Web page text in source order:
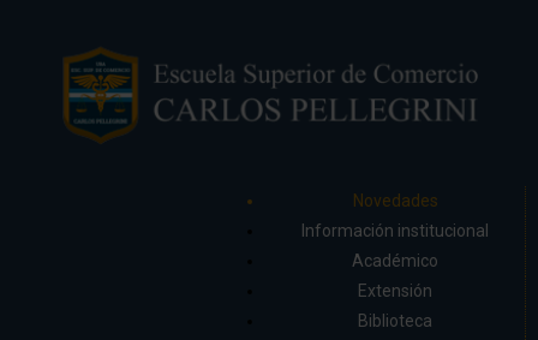
Novedades
Información institucional
Académico
Extensión
Biblioteca